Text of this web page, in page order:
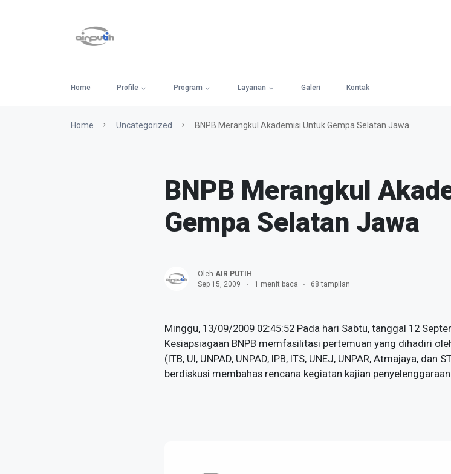
Home Profile Program Layanan Galeri Kontak
Home Uncategorized BNPB Merangkul Akademisi Untuk Gempa Selatan Jawa
BNPB Merangkul
Gempa Selatan Jawa
Oleh AIR PUTIH
Sep 15, 2009
1 menit baca 68 tampilan
Minggu, 13/09/2009 02:45:52 Pada hari Sabtu, tanggal 12
Kesiapsiagaan BNPB memfasilitasi pertemuan yang dihadiri
(ITB, UI, UNPAD, UNPAD, IPB, ITS, UNEJ, UNPAR, Atmajaya,
berdiskusi membahas rencana kegiatan kajian